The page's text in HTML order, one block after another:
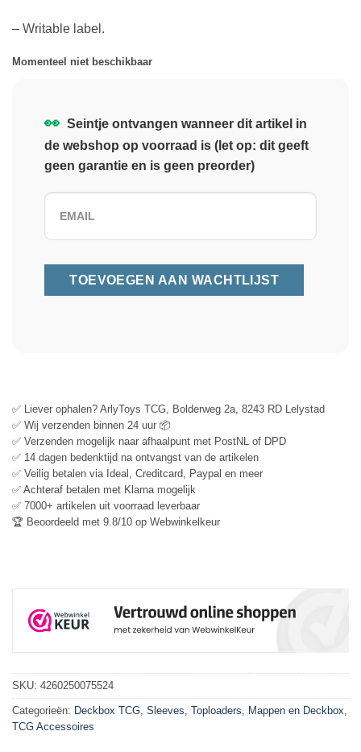
– Writable label.
Momenteel niet beschikbaar
👀 Seintje ontvangen wanneer dit artikel in
de webshop op voorraad is (let op: dit geeft
geen garantie en is geen preorder)
✅ Liever ophalen? ArlyToys TCG, Bolderweg 2a, 8243 RD Lelystad
✅ Wij verzenden binnen 24 uur 📦
✅ Verzenden mogelijk naar afhaalpunt met PostNL of DPD
✅ 14 dagen bedenktijd na ontvangst van de artikelen
✅ Veilig betalen via Ideal, Creditcard, Paypal en meer
✅ Achteraf betalen met Klarna mogelijk
✅ 7000+ artikelen uit voorraad leverbaar
🏆 Beoordeeld met 9.8/10 op Webwinkelkeur
SKU: 4260250075524
Categorieën: Deckbox TCG Sleeves, Toploaders, Mappen en Deckbox
TCG Accessoires